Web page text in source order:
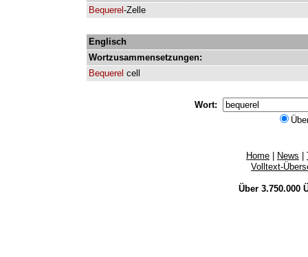
Bequerel -Zelle
Englisch
Wortzusammensetzungen:
Bequerel cell
Wort:
Home News
Volltext-
Über 3.750.000